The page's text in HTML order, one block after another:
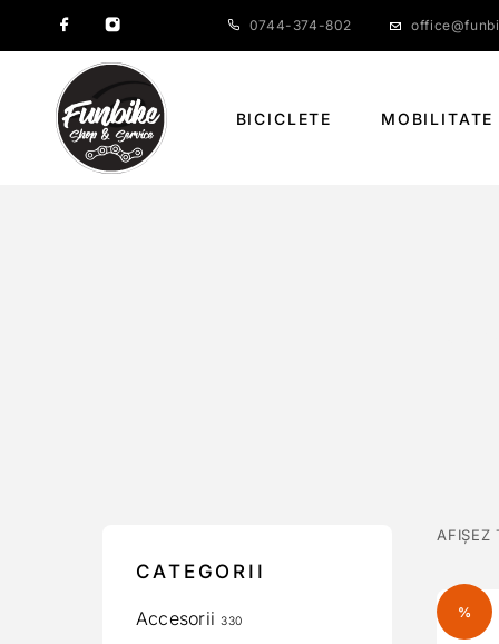
0744-374-802
BICICLETE MOBILITATE
CATEGORII
Accesorii 330
AFIȘEZ
%